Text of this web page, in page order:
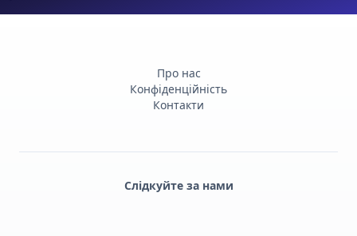
Про нас
Конфіденційність
Контакти
Слідкуйте за нами